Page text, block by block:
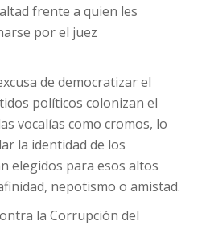
frente a quien les
por el juez
de democratizar el
políticos colonizan el
vocalías como cromos, lo
la identidad de los
elegidos para esos altos
nepotismo o amistad.
la Corrupción del